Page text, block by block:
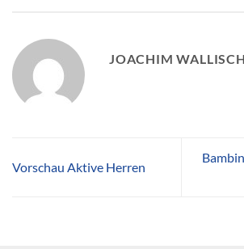
JOACHIM WALLISCH
Vorschau Aktive Herren